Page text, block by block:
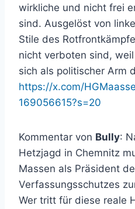
wirkliche und nicht frei
sind. Ausgelöst von
Stile des
nicht verboten sind,
sich als politischer Arm
https://x.com/
169056615?s=20
Kommentar von Bully:
Hetzjagd in Chemnitz
Massen als Präsident
Verfassungsschutzes
Wer tritt für diese reale